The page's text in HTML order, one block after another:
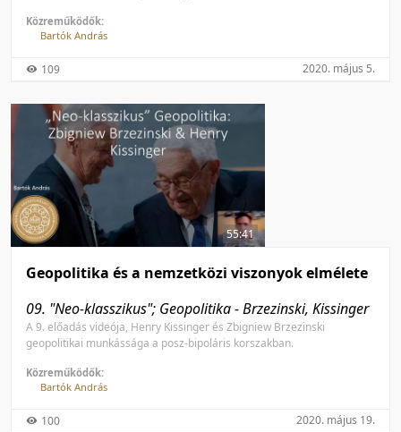
Közreműködők:
Bartók András
109 2020. május 5.
55:41
Geopolitika és a nemzetközi viszonyok elmélete
09. "Neo-klasszikus"­; Geopolitika - Brzezinski, Kissinger
A 9. előadás videója, Henry Kissinger és Zbigniew Brzezinski
geopolitikai munkássága a posz-bipoláris korszakban.
Közreműködők:
Bartók András
100 2020. május 19.